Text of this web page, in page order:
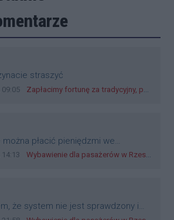
straszyć
komentarza:
09:05 Źródło komentarza:
Zapłacimy fortunę za tradycyjny, polski obiad?! Ceny ziemniaków w skupach skoczyły o 265 procent!
można płacić pieniędzmi we
Bo banknoty emitowane przez
inne bliki. Zakrawa na
komentarza:
14:13 Źródło komentarza:
Wybawienie dla pasażerów w Rzeszowie? W mieście ruszyły testy nowego rozwiązania
że system nie jest sprawdzony i